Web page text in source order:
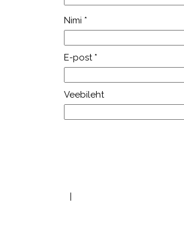
Nimi *
E-post *
Veebileht